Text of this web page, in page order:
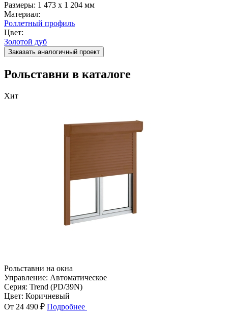
Размеры: 1 473 x 1 204 мм
Материал:
Роллетный профиль
Цвет:
Золотой дуб
Заказать аналогичный проект
Рольставни в каталоге
Хит
Рольставни на окна
Управление: Автоматическое
Серия: Trend (PD/39N)
Цвет: Коричневый
От 24 490 ₽ Подробнее